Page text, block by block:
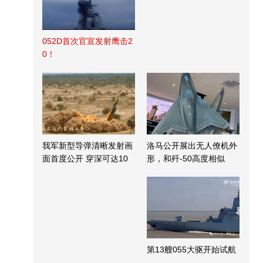
052D首次官宣发射鹰击2
0！
我军新型导弹清晰发射画
面首度公开 穿深可达10
洛马公开展出无人僚机外
形，和歼-50高度相似
第13艘055大驱开始试航